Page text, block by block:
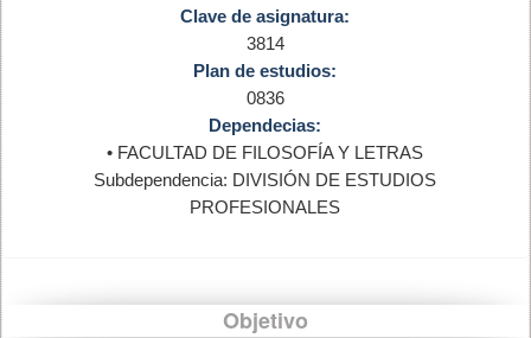
Clave de asignatura:
3814
Plan de estudios:
0836
Dependecias:
• FACULTAD DE FILOSOFÍA Y LETRAS
Subdependencia: DIVISIÓN DE ESTUDIOS
PROFESIONALES
Objetivo